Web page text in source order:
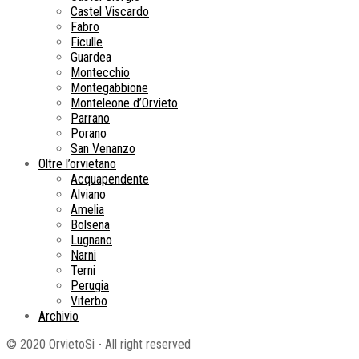
Castel Viscardo
Fabro
Ficulle
Guardea
Montecchio
Montegabbione
Monteleone d’Orvieto
Parrano
Porano
San Venanzo
Oltre l’orvietano
Acquapendente
Alviano
Amelia
Bolsena
Lugnano
Narni
Terni
Perugia
Viterbo
Archivio
© 2020 OrvietoSi - All right reserved